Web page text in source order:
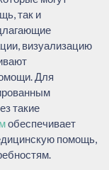
так и
визуализацию
Для
такие
обеспечивает
помощь,